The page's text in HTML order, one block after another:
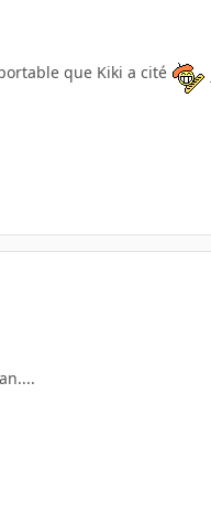
que Kiki a cité